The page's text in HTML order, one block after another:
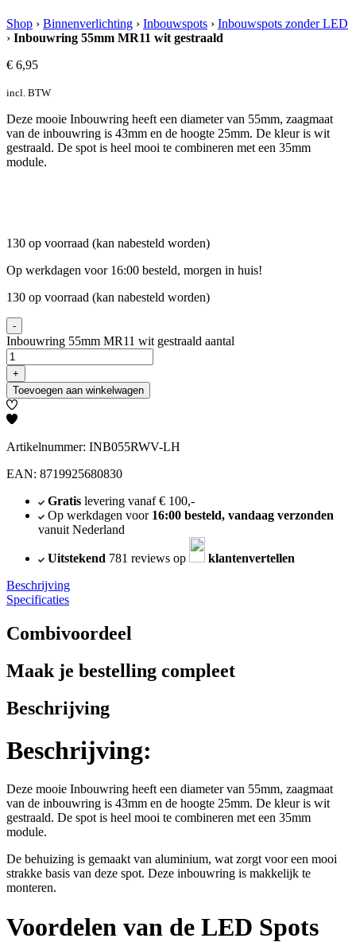
Shop › Binnenverlichting › Inbouwspots › Inbouwspots zonder LED
› Inbouwring 55mm MR11 wit gestraald
€ 6,95
incl. BTW
Deze mooie Inbouwring heeft een diameter van 55mm, zaagmaat
van de inbouwring is 43mm en de hoogte 25mm. De kleur is wit
gestraald. De spot is heel mooi te combineren met een 35mm
module.
130 op voorraad (kan nabesteld worden)
Op werkdagen voor 16:00 besteld, morgen in huis!
130 op voorraad (kan nabesteld worden)
-
Inbouwring 55mm MR11 wit gestraald aantal
+
Toevoegen aan winkelwagen
Artikelnummer: INB055RWV-LH
EAN: 8719925680830
Gratislevering vanaf € 100,-
Op werkdagen voor 16:00 besteld, vandaag verzonden
vanuit Nederland
Uitstekend 781 reviews op
klantenvertellen
Beschrijving
Specificaties
Combivoordeel
Maak je bestelling compleet
Beschrijving
Beschrijving:
Deze mooie Inbouwring heeft een diameter van 55mm, zaagmaat
van de inbouwring is 43mm en de hoogte 25mm. De kleur is wit
gestraald. De spot is heel mooi te combineren met een 35mm
module.
De behuizing is gemaakt van aluminium, wat zorgt voor een mooi
strakke basis van deze spot. Deze inbouwring is makkelijk te
monteren.
Voordelen van de LED Spots